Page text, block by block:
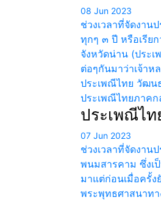
08 Jun 2023
ช่วงเวลาที่จัดงาน
ทุกๆ ๓ ปี หรือเรีย
จังหวัดน่าน (ประเ
ต่อๆกันมาว่าเจ้าห
ประเพณีไทย วัฒน
ประเพณีไทยภาคก
ประเพณีไ
07 Jun 2023
ช่วงเวลาที่จัดงาน
พนมสารคาม ซึ่งเ
มาแต่ก่อนเมื่อครั้ง
พระพุทธศาสนาท